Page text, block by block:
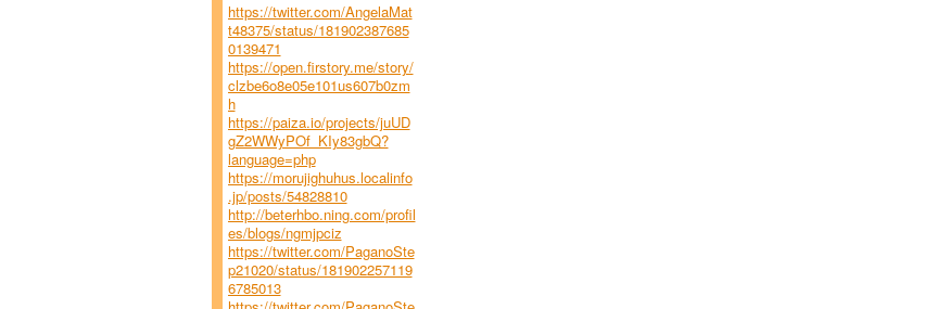
https://twitter.com/AngelaMat
t48375/status/181902387685
0139471
https://open.firstory.me/story/
clzbe6o8e05e101us607b0zm
h
https://paiza.io/projects/juUD
gZ2WWyPOf_KIy83gbQ?
language=php
https://morujighuhus.localinfo
.jp/posts/54828810
http://beterhbo.ning.com/profil
es/blogs/ngmjpciz
https://twitter.com/PaganoSte
p21020/status/181902257119
6785013